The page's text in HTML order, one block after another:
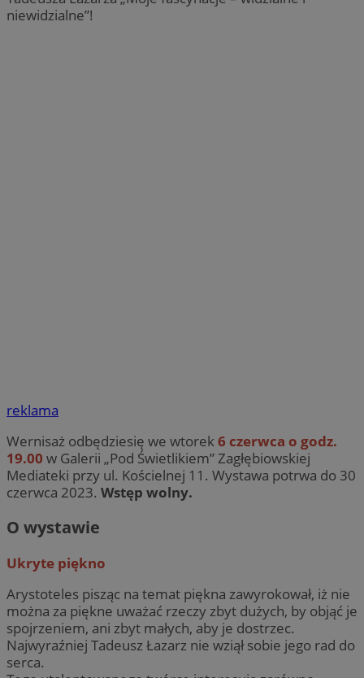
niewidzialne”!
reklama
Wernisaż odbędziesię we wtorek6 czerwca o godz.
19.00 w Galerii „Pod Świetlikiem” Zagłębiowskiej
Mediateki przy ul. Kościelnej 11. Wystawa potrwa do 30
czerwca 2023. Wstęp wolny.
O wystawie
Ukryte piękno
Arystoteles pisząc na temat piękna zawyrokował, iż nie
można za piękne uważać rzeczy zbyt dużych, by objąć je
spojrzeniem, ani zbyt małych, aby je dostrzec.
Najwyraźniej Tadeusz Łazarz nie wziął sobie jego rad do
serca.